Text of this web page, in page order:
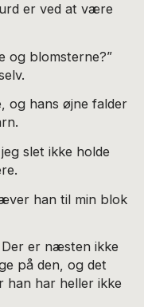
er ved at være
og blomsterne?”
og hans øjne falder
slet ikke holde
han til min blok
er næsten ikke
på den, og det
han har heller ikke